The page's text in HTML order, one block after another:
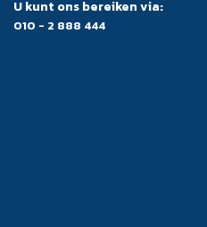
U kunt ons bereiken via:
010 - 2 888 444